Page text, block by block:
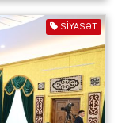
SIYASƏT